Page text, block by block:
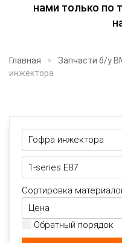
нами только по
Главная Запчасти б/у
инжектора
Сортировка
Обратный порядок